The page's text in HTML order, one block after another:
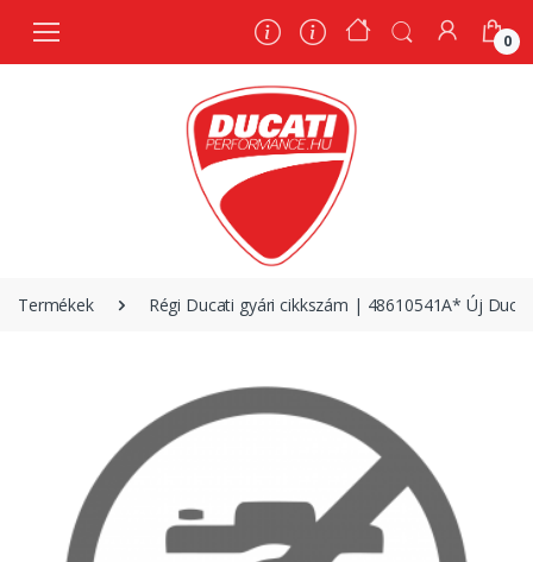
0
Termékek Régi Ducati gyári cikkszám | 48610541A* Új
0